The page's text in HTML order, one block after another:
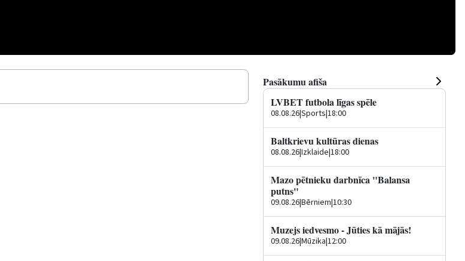
Pasākumu afiša
LVBET futbola līgas spēle
08.08.26|Sports|18:00
Baltkrievu kultūras dienas
08.08.26|Izklaide|18:00
Mazo pētnieku darbnīca "Balansa
putns"
09.08.26|Bērniem|10:30
Muzejs iedvesmo - Jūties kā mājās!
09.08.26|Mūzika|12:00